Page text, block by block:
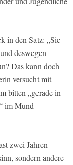
in den Satz: „Sie
deswegen
Das kann doch
versucht mit
bitten „gerade in
im Mund
zwei Jahren
sondern andere